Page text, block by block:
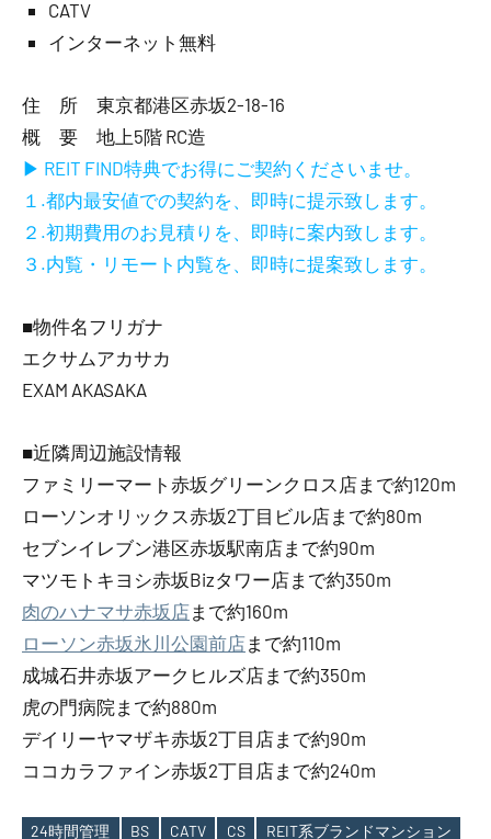
CATV
インターネット無料
住 所 東京都港区赤坂2-18-16
概 要 地上5階 RC造
▶ REIT FIND特典でお得にご契約くださいませ。
１.都内最安値での契約を、即時に提示致します。
２.初期費用のお見積りを、即時に案内致します。
３.内覧・リモート内覧を、即時に提案致します。
■物件名フリガナ
エクサムアカサカ
EXAM AKASAKA
■近隣周辺施設情報
ファミリーマート赤坂グリーンクロス店まで約120m
ローソンオリックス赤坂2丁目ビル店まで約80m
セブンイレブン港区赤坂駅南店まで約90m
マツモトキヨシ赤坂Bizタワー店まで約350m
肉のハナマサ赤坂店まで約160m
ローソン赤坂氷川公園前店まで約110m
成城石井赤坂アークヒルズ店まで約350m
虎の門病院まで約880m
デイリーヤマザキ赤坂2丁目店まで約90m
ココカラファイン赤坂2丁目店まで約240m
24時間管理 BS CATV CS
REIT系ブランドマンション